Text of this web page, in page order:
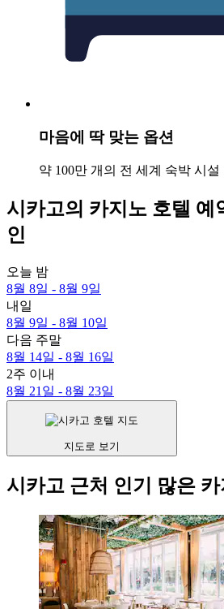
마음에 딱 맞는 옵션
약 100만 개의 전 세계 숙박 시설
시카고의 카지노 호텔 예
인
오늘 밤
8월 8일 - 8월 9일
내일
8월 9일 - 8월 10일
다음 주말
8월 14일 - 8월 16일
2주 이내
8월 21일 - 8월 23일
지도로 보기
시카고 근처 인기 많은 카